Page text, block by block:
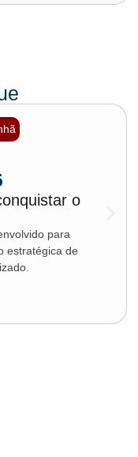
o
para
estratégica de